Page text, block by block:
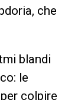
che
blandi
le
colpire